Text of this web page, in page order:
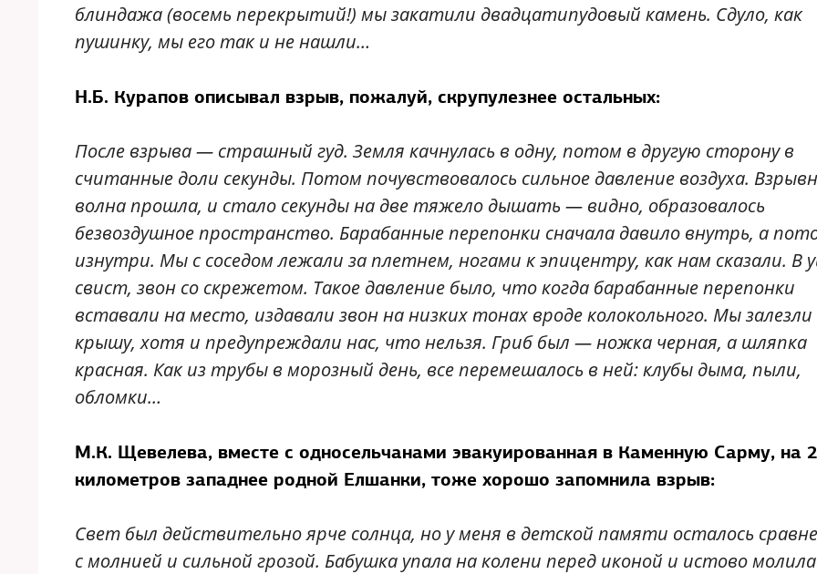
блиндажа (восемь перекрытий!) мы закатили двадцатипудовый камень. Сдуло, как
пушинку, мы его так и не нашли…
Н.Б. Курапов описывал взрыв, пожалуй, скрупулезнее остальных:
После взрыва — страшный гуд. Земля качнулась в одну, потом в другую сторону в
считанные доли секунды. Потом почувствовалось сильное давление воздуха.
волна прошла, и стало секунды на две тяжело дышать — видно, образовалось
безвоздушное пространство. Барабанные перепонки сначала давило внутрь, а
изнутри. Мы с соседом лежали за плетнем, ногами к эпицентру, как нам сказали. В
свист, звон со скрежетом. Такое давление было, что когда барабанные перепонки
вставали на место, издавали звон на низких тонах вроде колокольного. Мы
крышу, хотя и предупреждали нас, что нельзя. Гриб был — ножка черная, а шляпка
красная. Как из трубы в морозный день, все перемешалось в ней: клубы дыма, пыли,
обломки…
М.К. Щевелева, вместе с односельчанами эвакуированная в Каменную Сарму, на
километров западнее родной Елшанки, тоже хорошо запомнила взрыв:
Свет был действительно ярче солнца, но у меня в детской памяти осталось
с молнией и сильной грозой. Бабушка упала на колени перед иконой и истово